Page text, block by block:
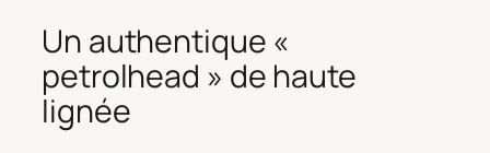
Un authentique «
petrolhead » de haute
lignée